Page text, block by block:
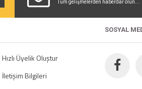
Tüm gelişmelerden haberdar olun...
SOSYAL
Hızlı Üyelik Oluştur
İletişim Bilgileri